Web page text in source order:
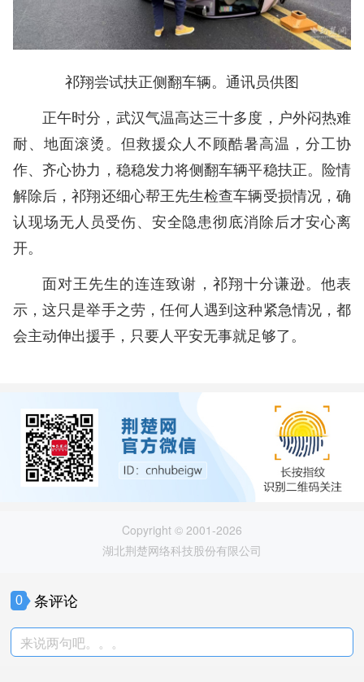
祁翔尝试扶正侧翻车辆。通讯员供图
正午时分，武汉气温高达三十多度，户外闷热难
耐、地面滚烫。但救援众人不顾酷暑高温，分工协
作、齐心协力，稳稳发力将侧翻车辆平稳扶正。险情
解除后，祁翔还细心帮王先生检查车辆受损情况，确
认现场无人员受伤、安全隐患彻底消除后才安心离
开。
面对王先生的连连致谢，祁翔十分谦逊。他表
示，这只是举手之劳，任何人遇到这种紧急情况，都
会主动伸出援手，只要人平安无事就足够了。
Copyright © 2001-2026
湖北荆楚网络科技股份有限公司
0 条评论
来说两句吧。。。